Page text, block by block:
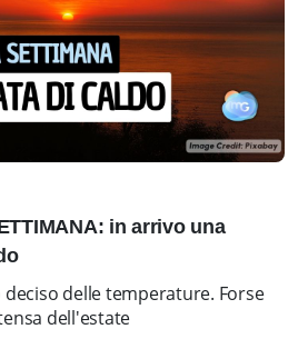
in arrivo una
delle temperature. Forse
dell'estate